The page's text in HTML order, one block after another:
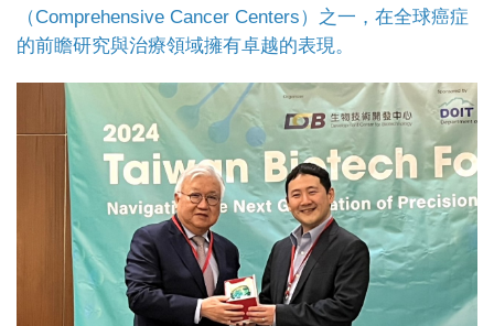
（Comprehensive Cancer Centers）之一，在全球癌症
的前瞻研究與治療領域擁有卓越的表現。